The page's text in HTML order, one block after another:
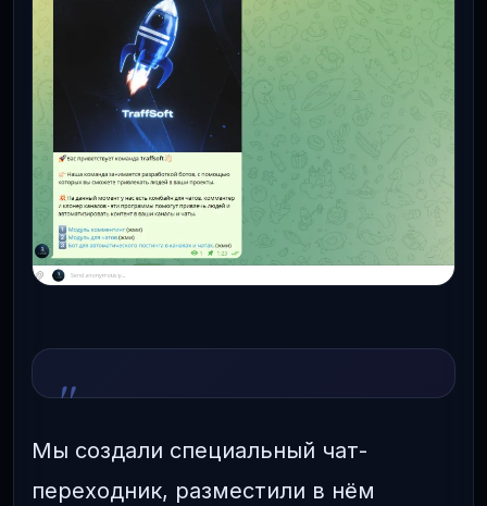
Мы создали специальный чат-
переходник, разместили в нём